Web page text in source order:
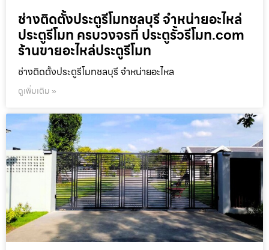
ช่างติดตั้งประตูรีโมทชลบุรี จำหน่ายอะไหล่
ประตูรีโมท ครบวงจรที่ ประตูรั้วรีโมท.com
ร้านขายอะไหล่ประตูรีโมท
ช่างติดตั้งประตูรีโมทชลบุรี จำหน่ายอะไหล
ดูเพิ่มเติม »